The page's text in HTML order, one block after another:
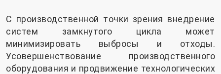
С производственной точки зрения внедрение
систем замкнутого цикла может
минимизировать выбросы и отходы.
Усовершенствование производственного
оборудования и продвижение технологических